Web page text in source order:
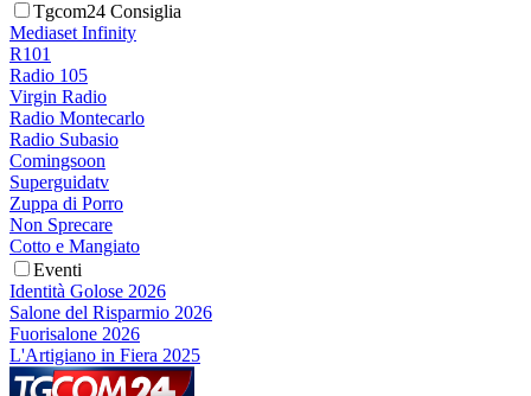
Tgcom24 Consiglia
Mediaset Infinity
R101
Radio 105
Virgin Radio
Radio Montecarlo
Radio Subasio
Comingsoon
Superguidatv
Zuppa di Porro
Non Sprecare
Cotto e Mangiato
Eventi
Identità Golose 2026
Salone del Risparmio 2026
Fuorisalone 2026
L'Artigiano in Fiera 2025